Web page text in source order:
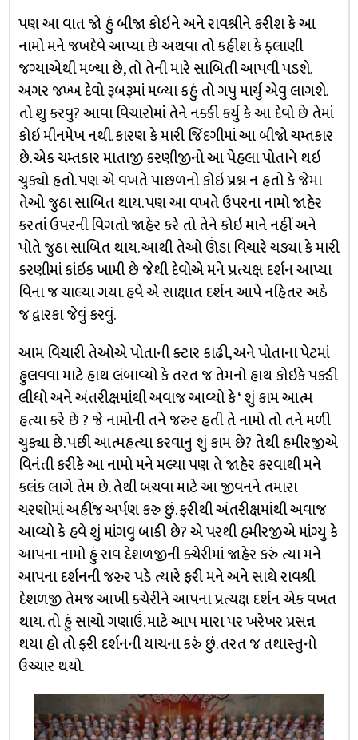
પણ આ વાત જો હું બીજા કોઇને અને રાવશ્રીને કરીશ કે આ
નામો મને જખદેવે આપ્યા છે અથવા તો કહીશ કે ફ્લાણી
જગ્યાએથી મળ્યા છે, તો તેની મારે સાબિતી આપવી પડશે.
અગર જખ્ખ દેવો રૂબરૂમાં મળ્યા કહું તો ગપુ માર્યુ એવુ લાગશે.
તો શુ કરવુ? આવા વિચારોમાં તેને નક્કી કર્યુ કે આ દેવો છે તેમાં
કોઇ મીનમેખ નથી. કારણ કે મારી જિંદગીમાં આ બીજો ચમ્તકાર
છે. એક ચમ્તકાર માતાજી કરણીજીનો આ પેહલા પોતાને થઇ
ચુક્યો હતો. પણ એ વખતે પાછળનો કોઇ પ્રશ્ન ન હતો કે જેમા
તેઓ જુઠા સાબિત થાય. પણ આ વખતે ઉપરના નામો જાહેર
કરતાં ઉપરની વિગતો જાહેર કરે તો તેને કોઇ માને નહીં અને
પોતે જુઠા સાબિત થાય. આથી તેઓ ઊંડા વિચારે ચડ્યા કે મારી
કરણીમાં કાંઇક ખામી છે જેથી દેવોએ મને પ્રત્યક્ષ દર્શન આપ્યા
વિના જ ચાલ્યા ગયા. હવે એ સાક્ષાત દર્શન આપે નહિતર અઠે
જ દ્વારકા જેવું કરવું.
આમ વિચારી તેઓએ પોતાની ક્ટાર કાઢી, અને પોતાના પેટમાં
હુલવવા માટે હાથ લંબાવ્યો કે તરત જ તેમનો હાથ કોઇકે પક્ડી
લીધો અને અંતરીક્ષમાંથી અવાજ આવ્યો કે ‘ શું કામ આત્મ
હત્યા કરે છે ? જે નામોની તને જરુર હતી તે નામો તો તને મળી
ચુક્યા છે. પછી આત્મહત્યા કરવાનુ શું કામ છે? તેથી હમીરજીએ
વિનંતી કરીકે આ નામો મને મલ્યા પણ તે જાહેર કરવાથી મને
કલંક લાગે તેમ છે. તેથી બચવા માટે આ જીવનને તમારા
ચરણોમાં અહીંજ અર્પણ કરુ છું. ફરીથી અંતરીક્ષમાંથી અવાજ
આવ્યો કે હવે શું માંગવુ બાકી છે? એ પરથી હમીરજીએ માંગ્યુ કે
આપના નામો હું રાવ દેશળજીની ક્ચેરીમાં જાહેર કરું ત્યા મને
આપના દર્શનની જરુર પડે ત્યારે ફરી મને અને સાથે રાવશ્રી
દેશળજી તેમજ આખી ક્ચેરીને આપના પ્રત્યક્ષ દર્શન એક વખત
થાય. તો હું સાચો ગણાઉં. માટે આપ મારા પર ખરેખર પ્રસન્ન
થયા હો તો ફરી દર્શનની યાચના કરું છું. તરત જ તથાસ્તુનો
ઉચ્ચાર થયો.